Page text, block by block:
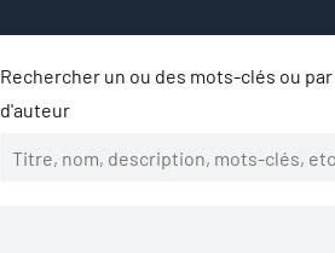
Rechercher un ou des mots-clés ou
d'auteur